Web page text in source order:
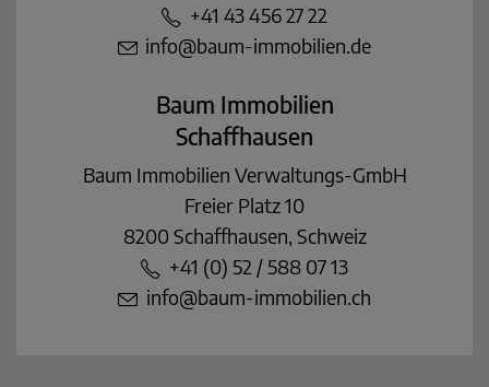
+41 43 456 27 22
info@baum-immobilien.de
Baum Immobilien
Schaffhausen
Baum Immobilien Verwaltungs-GmbH
Freier Platz 10
8200 Schaffhausen, Schweiz
+41 (0) 52 / 588 07 13
info@baum-immobilien.ch